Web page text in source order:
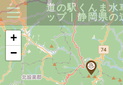
道の駅くんま水
ップ｜静岡県の
+
−